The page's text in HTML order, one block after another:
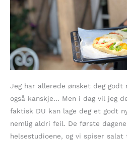
Jeg har allerede ønsket deg godt
også kanskje… Men i dag vil jeg
faktisk DU kan lage deg et godt
nemlig aldri feil. De første
helsestudioene, og vi spiser